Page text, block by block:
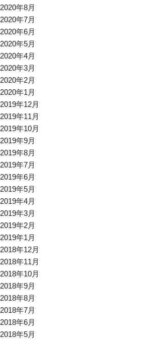
2020年8月
2020年7月
2020年6月
2020年5月
2020年4月
2020年3月
2020年2月
2020年1月
2019年12月
2019年11月
2019年10月
2019年9月
2019年8月
2019年7月
2019年6月
2019年5月
2019年4月
2019年3月
2019年2月
2019年1月
2018年12月
2018年11月
2018年10月
2018年9月
2018年8月
2018年7月
2018年6月
2018年5月